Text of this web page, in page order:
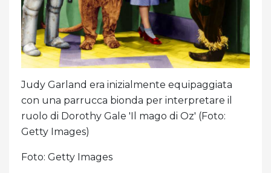
Judy Garland era inizialmente equipaggiata
con una parrucca bionda per interpretare il
ruolo di Dorothy Gale 'Il mago di Oz' (Foto:
Getty Images)
Foto: Getty Images